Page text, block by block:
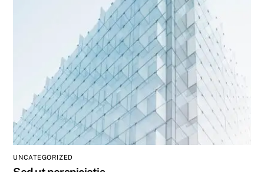
UNCATEGORIZED